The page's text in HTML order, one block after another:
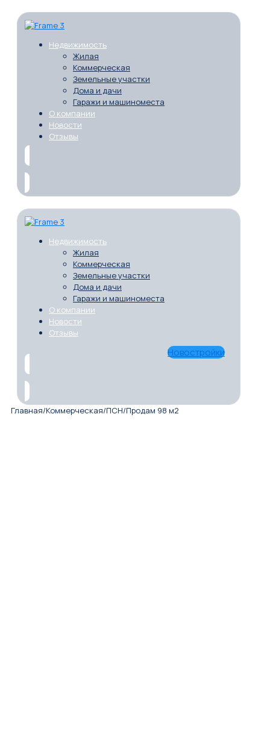
Недвижимость
Жилая
Коммерческая
Земельные участки
Дома и дачи
Гаражи и машиноместа
О компании
Новости
Отзывы
Недвижимость
Жилая
Коммерческая
Земельные участки
Дома и дачи
Гаражи и машиноместа
О компании
Новости
Отзывы
Новостройки
Главная/Коммерческая/ПСН/Продам 98 м2